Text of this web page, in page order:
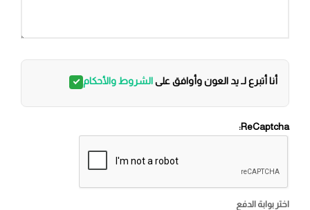
أنا أتبرع لـ يد العون وأوافق علىالشروط والأحكام
ReCaptcha:
اختر بوابة الدفع